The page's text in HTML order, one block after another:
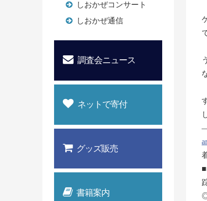
しおかぜコンサート
しおかぜ通信
調査会ニュース
ネットで寄付
グッズ販売
書籍案内